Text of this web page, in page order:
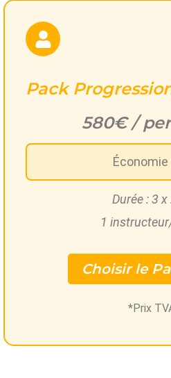
Pack
580€ /
Économie
Durée : 3
1
Choisir le
*Prix